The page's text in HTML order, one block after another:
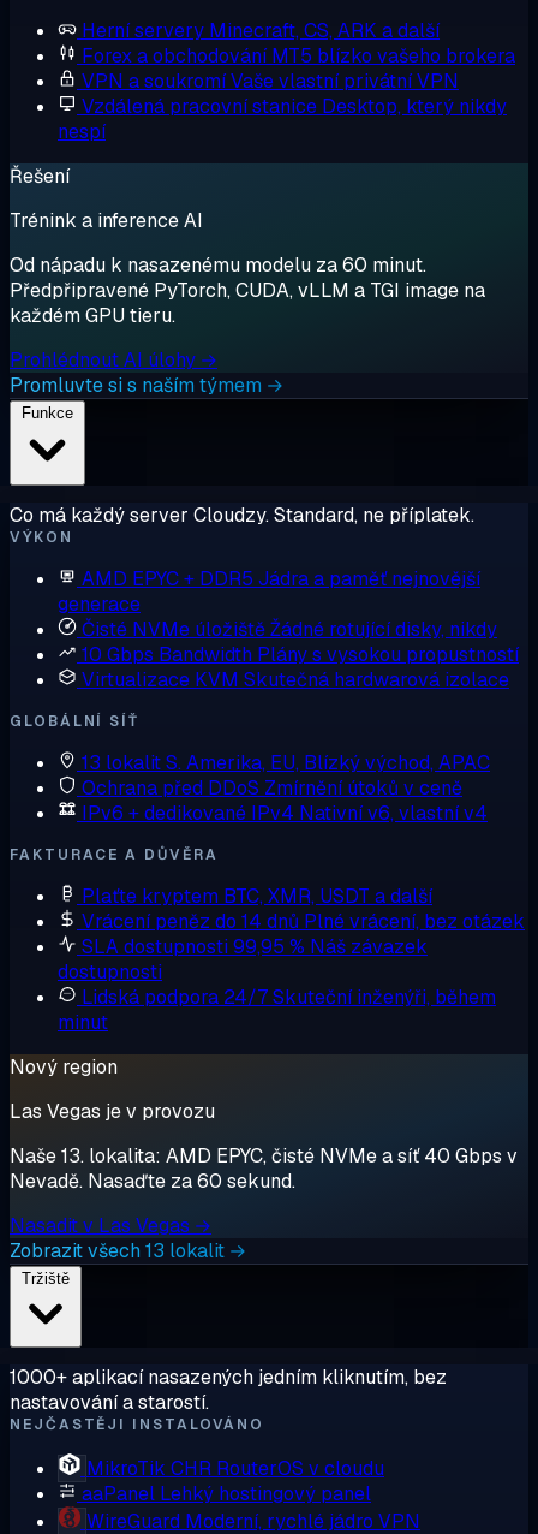
Herní servery Minecraft, CS, ARK a další
Forex a obchodování MT5 blízko vašeho brokera
VPN a soukromíVaše vlastní privátní VPN
Vzdálená pracovní stanice Desktop, který nikdy
nespí
Řešení
Trénink a inference AI
Od nápadu k nasazenému modelu za 60 minut.
Předpřipravené PyTorch, CUDA, vLLM a TGI image na
každém GPU tieru.
Prohlédnout AI úlohy →
Promluvte si s naším týmem →
Co má každý server Cloudzy. Standard, ne příplatek.
VÝKON
AMD EPYC + DDR5 Jádra a paměť nejnovější
generace
Čisté NVMe úložištěŽádné rotující disky, nikdy
10 Gbps Bandwidth Plány s vysokou propustností
Virtualizace KVM Skutečná hardwarová izolace
GLOBÁLNÍ SÍŤ
13 lokalitS. Amerika, EU, Blízký východ, APAC
Ochrana před DDoS Zmírnění útoků v ceně
IPv6 + dedikované IPv4 Nativní v6, vlastní v4
FAKTURACE A DŮVĚRA
Plaťte kryptem BTC, XMR, USDT a další
Vrácení peněz do 14 dnů Plné vrácení, bez otázek
SLA dostupnosti 99,95 % Náš závazek
dostupnosti
Lidská podpora 24/7Skuteční inženýři, během
minut
Nový region
Las Vegas je v provozu
Naše 13. lokalita: AMD EPYC, čisté NVMe a síť 40 Gbps v
Nevadě. Nasaďte za 60 sekund.
Nasadit v Las Vegas →
Zobrazit všech 13 lokalit →
1000+ aplikací nasazených jedním kliknutím, bez
nastavování a starostí.
NEJČASTĚJI INSTALOVÁNO
MikroTik CHR RouterOS v cloudu
aaPanel Lehký hostingový panel
WireGuard Moderní, rychlé jádro VPN